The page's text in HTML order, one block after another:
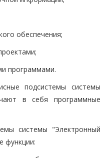
обеспечения;
программами.
подсистемы системы
в себя программные
системы "Электронный
функции: